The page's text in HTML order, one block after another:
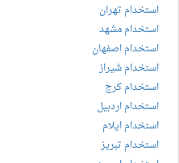
استخدام تهران
استخدام مشهد
استخدام اصفهان
استخدام شیراز
استخدام کرج
استخدام اردبیل
استخدام ایلام
استخدام تبریز